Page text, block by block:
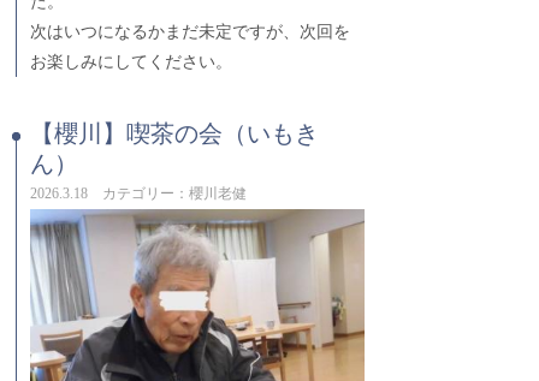
次はいつになるかまだ未定ですが、次回を
お楽しみにしてください。
【櫻川】喫茶の会（いもき
ん）
2026.3.18 カテゴリー：櫻川老健